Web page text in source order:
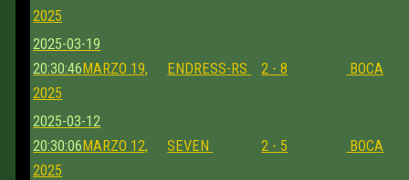
2025
2025-03-19
20:30:46MARZO 19,
2025
ENDRESS-RS 2 - 8 BOCA
2025-03-12
20:30:06MARZO 12,
2025
SEVEN 2 - 5 BOCA